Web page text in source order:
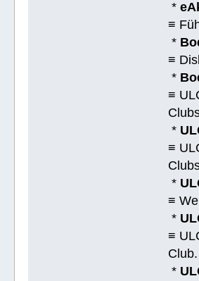
*
≡
*
≡
*
≡
*
≡
*
≡
*
≡
Club.
*